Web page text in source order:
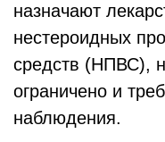
назначают
нестероидных
средств (НПВС),
ограничено и
наблюдения.